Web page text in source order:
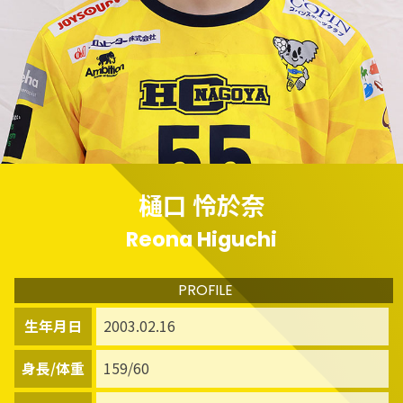
樋口 怜於奈
Reona Higuchi
生年月日 2003.02.16
身長/体重 159/60
PROFILE